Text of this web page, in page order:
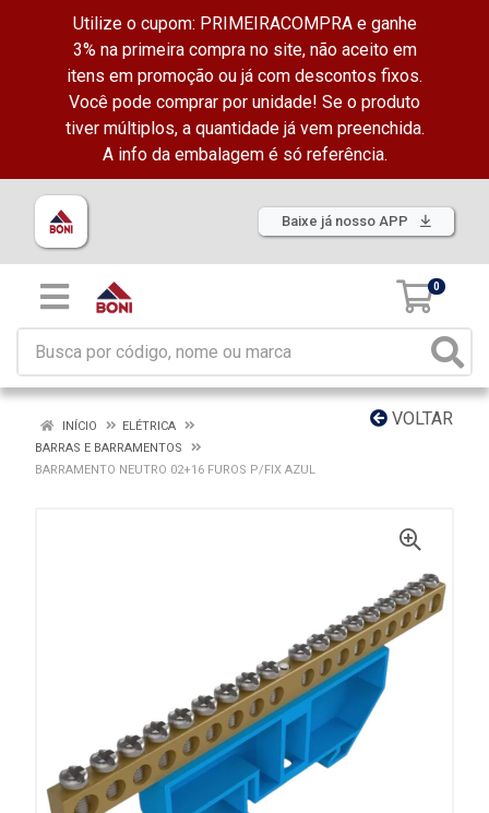
Utilize o cupom: PRIMEIRACOMPRA e ganhe
3% na primeira compra no site, não aceito em
itens em promoção ou já com descontos fixos.
Você pode comprar por unidade! Se o produto
tiver múltiplos, a quantidade já vem preenchida.
A info da embalagem é só referência.
Baixe já nosso APP
0
VOLTAR
INÍCIO
ELÉTRICA
BARRAS E BARRAMENTOS
BARRAMENTO NEUTRO 02+16 FUROS P/FIX AZUL